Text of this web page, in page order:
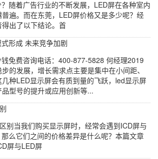
随着广告行业的不断发展，LED屏在各种室内
遍。而在东莞，LED屏价格又是多少呢？经
出了以下结论。首
形成 未来竞争加剧
免费咨询电话：400-877-5828 何经理2019
的发展，增长需求点主要是集中在小间距、
种LED显示屏会有质到量的飞跃，led显示屏
型号的提升或应用创新等...
别当我们购买显示屏时，经常会遇到ICD屏与
么它们之间的价格差异是什么呢？本篇文章
屏与LED屏